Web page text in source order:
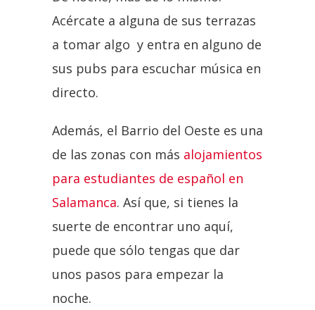
Acércate a alguna de sus terrazas
a tomar algo y entra en alguno de
sus pubs para escuchar música en
directo.
Además, el Barrio del Oeste es una
de las zonas con más alojamientos
para estudiantes de español en
Salamanca. Así que, si tienes la
suerte de encontrar uno aquí,
puede que sólo tengas que dar
unos pasos para empezar la
noche.